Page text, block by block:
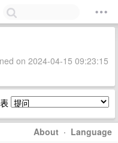
on 2024-04-15 09:23:15
About · Language